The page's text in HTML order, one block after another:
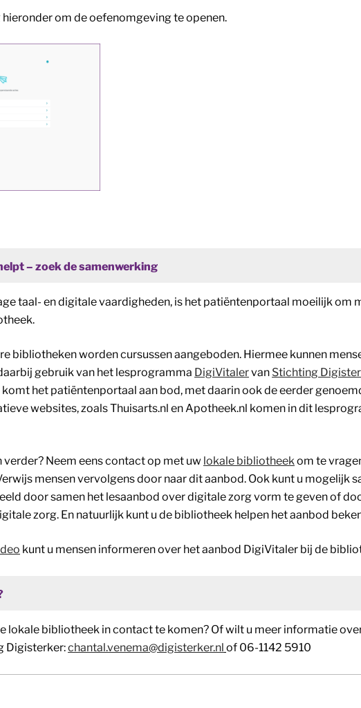
om de oefenomgeving te openen.
– zoek de samenwerking
taal- en digitale vaardigheden, is het patiëntenportaal moeilijk om
bibliotheken worden cursussen aangeboden. Hiermee kunnen
gebruik van het lesprogramma DigiVitalervan Stichting
het patiëntenportaal aan bod, met daarin ook de eerder
websites, zoals Thuisarts.nl en Apotheek.nl komen in dit
verder? Neem eens contact op met uw lokale bibliotheekom te
mensen vervolgens door naar dit aanbod. Ook kunt u mogelijk
door samen het lesaanbod over digitale zorg vorm te geven of
zorg. En natuurlijk kunt u de bibliotheek helpen het aanbod
kunt u mensen informeren over het aanbod DigiVitaler bij de
lokale bibliotheek in contact te komen? Of wilt u meer informatie
Digisterker:chantal.venema@digisterker.nl of 06-1142 5910